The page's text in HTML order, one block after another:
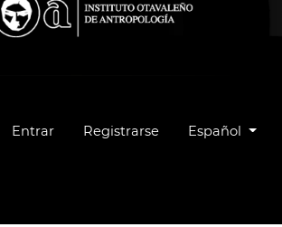
Entrar Registrarse Cambiar el
Español